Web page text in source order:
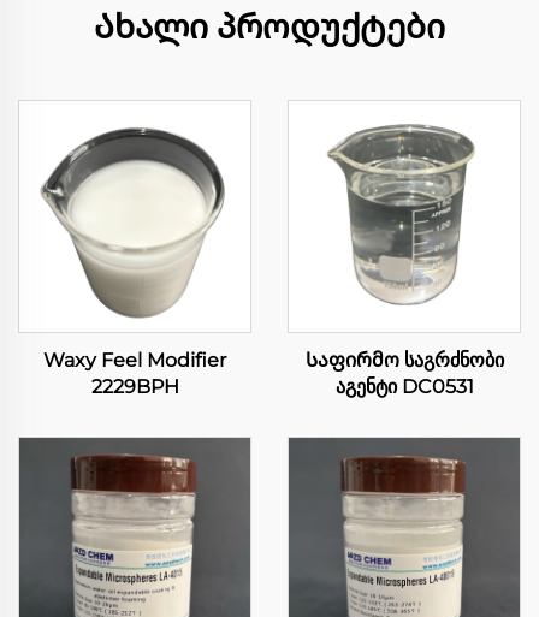
Ახალი პროდუქტები
Waxy Feel Modifier
2229BPH
Საფირმო საგრძნობი
აგენტი DC0531